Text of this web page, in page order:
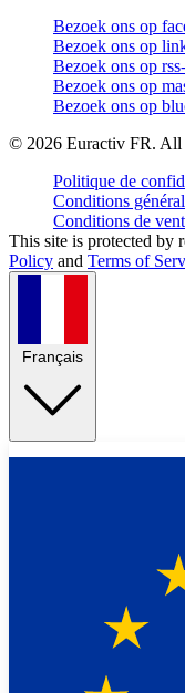
Bezoek ons op
Bezoek ons op
Bezoek ons op
Bezoek ons op
Bezoek ons op
© 2026 Euractiv FR. All
Politique de
Conditions
Conditions de
This site is protected
Policy and Terms of
Français